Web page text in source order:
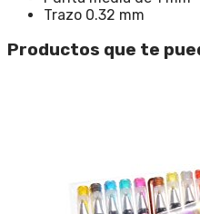
Trazo 0.32 mm
Productos que te